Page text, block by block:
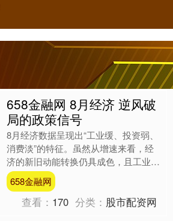
658金融网 8月经济 逆风破
局的政策信号
8月经济数据呈现出“工业缓、投资弱、
消费淡”的特征。虽然从增速来看，经
济的新旧动能转换仍具成色，且工业生
产（5.2%）和服务业生产指数
（5.6%）表明三季度迄今....
658金融网
查看： 170 分类： 股市配资网